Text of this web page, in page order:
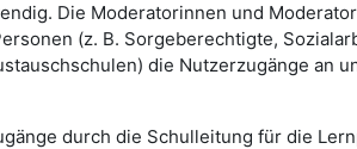
Die Moderatorinnen und
(z. B. Sorgeberechtigte,
die Nutzerzugänge an
durch die Schulleitung für die